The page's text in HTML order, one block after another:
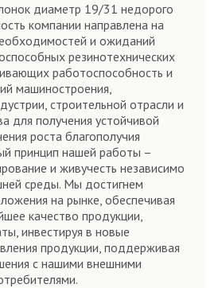
диаметр 19/31 недорого
компании направлена на
и ожиданий
резинотехнических
работоспособность и
машиностроения,
строительной отрасли и
для получения устойчивой
роста благополучия
принцип нашей работы –
и живучесть независимо
среды. Мы достигнем
на рынке, обеспечивая
качество продукции,
инвестируя в новые
продукции, поддерживая
с нашими внешними